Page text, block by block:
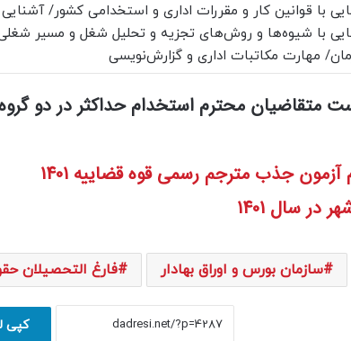
با قوانین کار و مقررات اداری و استخدامی کشور/
با شیوه‌ها و روش‌های تجزیه و تحلیل شغل و مسیر
مهارت مکاتبات اداری و گزارش‌نویسی
متقاضیان محترم استخدام حداکثر در دو
جذب مترجم رسمی قوه قضاییه 1401
سال 1401
سازمان بورس و اوراق بهادار فارغ التحصیلان
کپی